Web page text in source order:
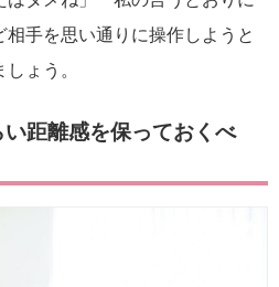
手を思い通りに操作しようと
ょう。
距離感を保っておくべ